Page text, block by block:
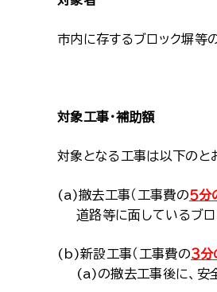
市内に存するブロック塀等
対象工事・補助額
対象となる工事は以下のと
(a)撤去工事（工事費の５分
道路等に面しているブ
(b)新設工事（工事費の３分
(a)の撤去工事後に、安